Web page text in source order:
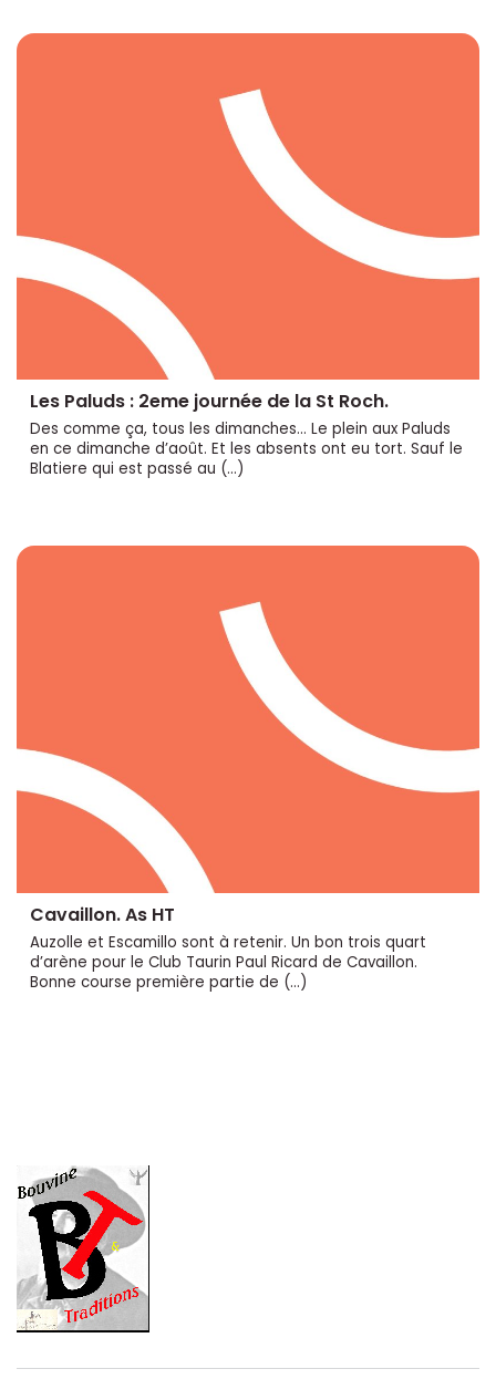
Les Paluds : 2eme journée de la St Roch.
Des comme ça, tous les dimanches... Le plein aux Paluds
en ce dimanche d’août. Et les absents ont eu tort. Sauf le
Blatiere qui est passé au (…)
Cavaillon. As HT
Auzolle et Escamillo sont à retenir. Un bon trois quart
d’arène pour le Club Taurin Paul Ricard de Cavaillon.
Bonne course première partie de (…)